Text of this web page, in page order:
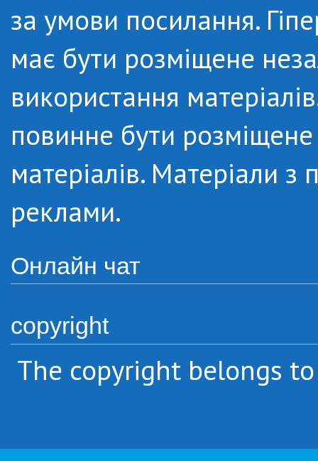
за умови посилання.
має бути розміщене
використання
повинне бути
матеріалів. Матеріали
реклами.
Онлайн чат
copyright
The copyright belongs